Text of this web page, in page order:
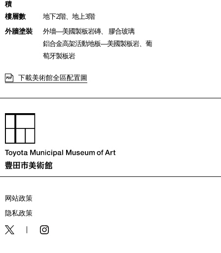
積
樓層數
地下2階、地上3階
外牆塗裝
外墻―美國製板岩磚、 膠合玻璃
鋁合金高架活動地板―美國製板岩、葡
萄牙製板岩
下載美術館全區配置圖
网站政策
隐私政策